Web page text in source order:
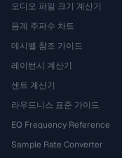
오디오 파일 크기 계산기
음계 주파수 차트
데시벨 참조 가이드
레이턴시 계산기
센트 계산기
라우드니스 표준 가이드
EQ Frequency Reference
Sample Rate Converter